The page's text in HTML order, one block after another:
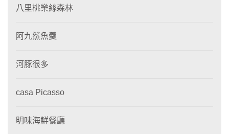
八里桃樂絲森林
阿九鯊魚羹
河豚很多
casa Picasso
明味海鮮餐廳